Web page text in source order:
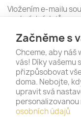
Vložením e-mailu
osobních údajů
Tento formulář je
soukromíapodmínky
Staňte se
sítích – vše
Začněme s
Chceme, aby náš
vás! Díky vašemu
přizpůsobovat
doma. Nebojte,
upravit svá
personalizovanou
osobních údajů